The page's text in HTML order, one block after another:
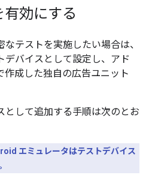
効にする
テストを実施したい場合は、
デバイスとして設定し、アド
作成した独自の広告ユニット
として追加する手順は次のとお
エミュレータはテストデバイス